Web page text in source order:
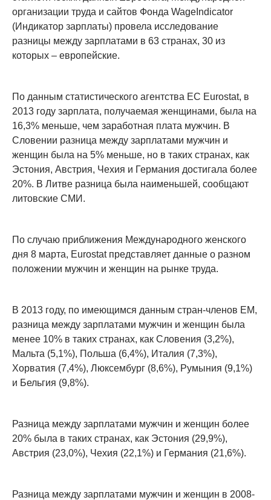
организации труда и сайтов Фонда WageIndicator
(Индикатор зарплаты) провела исследование
разницы между зарплатами в 63 странах, 30 из
которых – европейские.
По данным статистического агентства ЕС Eurostat, в
2013 году зарплата, получаемая женщинами, была на
16,3% меньше, чем заработная плата мужчин. В
Словении разница между зарплатами мужчин и
женщин была на 5% меньше, но в таких странах, как
Эстония, Австрия, Чехия и Германия достигала более
20%. В Литве разница была наименьшей, сообщают
литовские СМИ.
По случаю приближения Международного женского
дня 8 марта, Eurostat представляет данные о разном
положении мужчин и женщин на рынке труда.
В 2013 году, по имеющимся данным стран-членов ЕМ,
разница между зарплатами мужчин и женщин была
менее 10% в таких странах, как Словения (3,2%),
Мальта (5,1%), Польша (6,4%), Италия (7,3%),
Хорватия (7,4%), Люксембург (8,6%), Румыния (9,1%)
и Бельгия (9,8%).
Разница между зарплатами мужчин и женщин более
20% была в таких странах, как Эстония (29,9%),
Австрия (23,0%), Чехия (22,1%) и Германия (21,6%).
Разница между зарплатами мужчин и женщин в 2008-